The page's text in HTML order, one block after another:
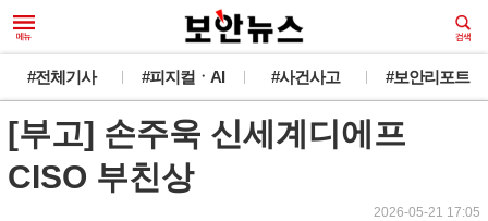
#전체기사 #피지컬ㆍAI #사건사고 #보안리포트
[부고] 손주욱 신세계디에프
CISO 부친상
2026-05-21 17:05